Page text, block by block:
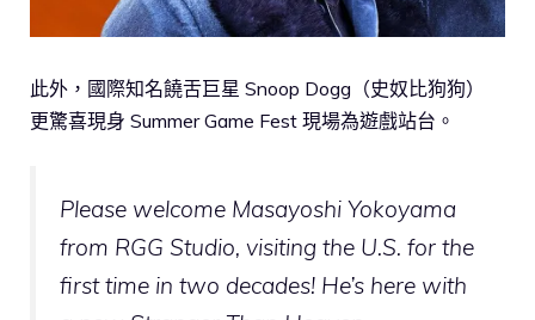
此外，國際知名饒舌巨星 Snoop Dogg（史奴比狗狗）
更驚喜現身 Summer Game Fest 現場為遊戲站台。
Please welcome Masayoshi Yokoyama
from RGG Studio, visiting the U.S. for the
first time in two decades! He’s here with